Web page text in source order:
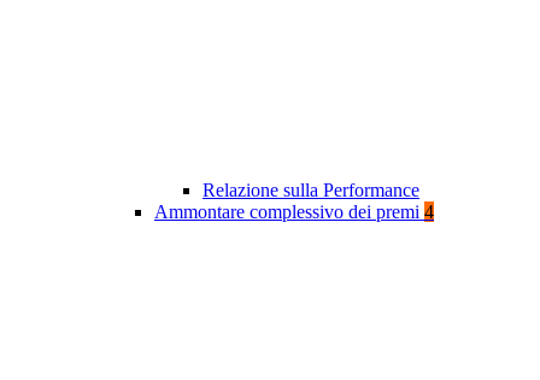
Relazione sulla Performance
Ammontare complessivo dei premi 4